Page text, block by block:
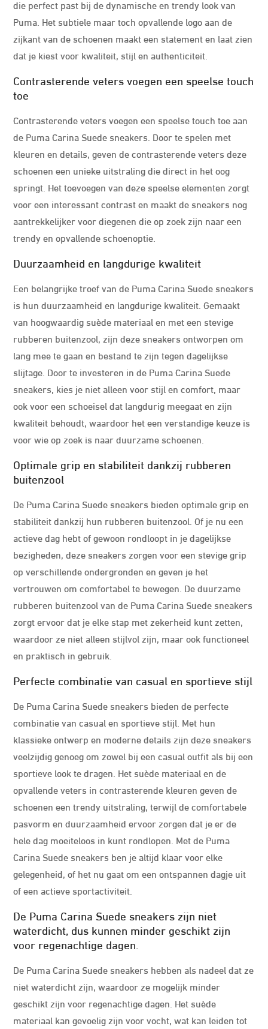
die perfect past bij de dynamische en trendy look van
Puma. Het subtiele maar toch opvallende logo aan de
zijkant van de schoenen maakt een statement en laat zien
dat je kiest voor kwaliteit, stijl en authenticiteit.
Contrasterende veters voegen een speelse touch
toe
Contrasterende veters voegen een speelse touch toe aan
de Puma Carina Suede sneakers. Door te spelen met
kleuren en details, geven de contrasterende veters deze
schoenen een unieke uitstraling die direct in het oog
springt. Het toevoegen van deze speelse elementen zorgt
voor een interessant contrast en maakt de sneakers nog
aantrekkelijker voor diegenen die op zoek zijn naar een
trendy en opvallende schoenoptie.
Duurzaamheid en langdurige kwaliteit
Een belangrijke troef van de Puma Carina Suede sneakers
is hun duurzaamheid en langdurige kwaliteit. Gemaakt
van hoogwaardig suède materiaal en met een stevige
rubberen buitenzool, zijn deze sneakers ontworpen om
lang mee te gaan en bestand te zijn tegen dagelijkse
slijtage. Door te investeren in de Puma Carina Suede
sneakers, kies je niet alleen voor stijl en comfort, maar
ook voor een schoeisel dat langdurig meegaat en zijn
kwaliteit behoudt, waardoor het een verstandige keuze is
voor wie op zoek is naar duurzame schoenen.
Optimale grip en stabiliteit dankzij rubberen
buitenzool
De Puma Carina Suede sneakers bieden optimale grip en
stabiliteit dankzij hun rubberen buitenzool. Of je nu een
actieve dag hebt of gewoon rondloopt in je dagelijkse
bezigheden, deze sneakers zorgen voor een stevige grip
op verschillende ondergronden en geven je het
vertrouwen om comfortabel te bewegen. De duurzame
rubberen buitenzool van de Puma Carina Suede sneakers
zorgt ervoor dat je elke stap met zekerheid kunt zetten,
waardoor ze niet alleen stijlvol zijn, maar ook functioneel
en praktisch in gebruik.
Perfecte combinatie van casual en sportieve stijl
De Puma Carina Suede sneakers bieden de perfecte
combinatie van casual en sportieve stijl. Met hun
klassieke ontwerp en moderne details zijn deze sneakers
veelzijdig genoeg om zowel bij een casual outfit als bij een
sportieve look te dragen. Het suède materiaal en de
opvallende veters in contrasterende kleuren geven de
schoenen een trendy uitstraling, terwijl de comfortabele
pasvorm en duurzaamheid ervoor zorgen dat je er de
hele dag moeiteloos in kunt rondlopen. Met de Puma
Carina Suede sneakers ben je altijd klaar voor elke
gelegenheid, of het nu gaat om een ontspannen dagje uit
of een actieve sportactiviteit.
De Puma Carina Suede sneakers zijn niet
waterdicht, dus kunnen minder geschikt zijn
voor regenachtige dagen.
De Puma Carina Suede sneakers hebben als nadeel dat ze
niet waterdicht zijn, waardoor ze mogelijk minder
geschikt zijn voor regenachtige dagen. Het suède
materiaal kan gevoelig zijn voor vocht, wat kan leiden tot